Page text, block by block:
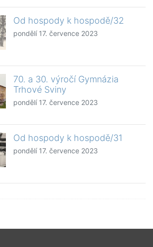
Od hospody k hospodě/32
pondělí 17. července 2023
70. a 30. výročí Gymnázia
Trhové Sviny
pondělí 17. července 2023
Od hospody k hospodě/31
pondělí 17. července 2023